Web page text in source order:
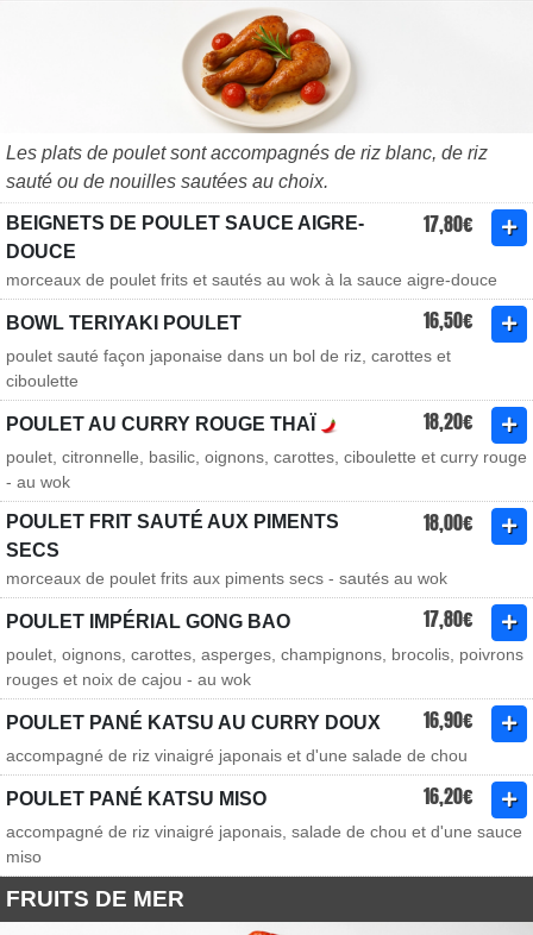
Les plats de poulet sont accompagnés de riz blanc, de riz
sauté ou de nouilles sautées au choix.
BEIGNETS DE POULET SAUCE AIGRE-
DOUCE
17,80€
morceaux de poulet frits et sautés au wok à la sauce aigre-douce
BOWL TERIYAKI POULET 16,50€
poulet sauté façon japonaise dans un bol de riz, carottes et
ciboulette
POULET AU CURRY ROUGE THAÏ 18,20€
poulet, citronnelle, basilic, oignons, carottes, ciboulette et curry rouge
- au wok
POULET FRIT SAUTÉ AUX PIMENTS
SECS
18,00€
morceaux de poulet frits aux piments secs - sautés au wok
POULET IMPÉRIAL GONG BAO 17,80€
poulet, oignons, carottes, asperges, champignons, brocolis, poivrons
rouges et noix de cajou - au wok
POULET PANÉ KATSU AU CURRY DOUX 16,90€
accompagné de riz vinaigré japonais et d'une salade de chou
POULET PANÉ KATSU MISO 16,20€
accompagné de riz vinaigré japonais, salade de chou et d'une sauce
miso
FRUITS DE MER